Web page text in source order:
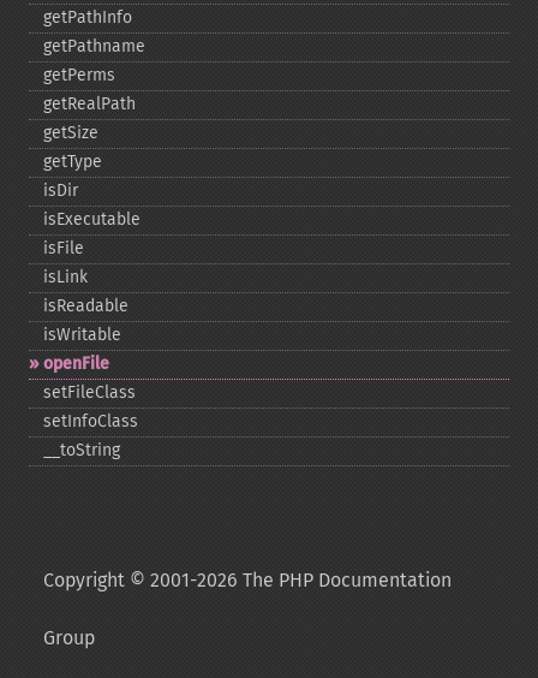
getPathInfo
getPathname
getPerms
getRealPath
getSize
getType
isDir
isExecutable
isFile
isLink
isReadable
isWritable
openFile
setFileClass
setInfoClass
_​_​toString
Copyright © 2001-2026 The PHP Documentation
Group